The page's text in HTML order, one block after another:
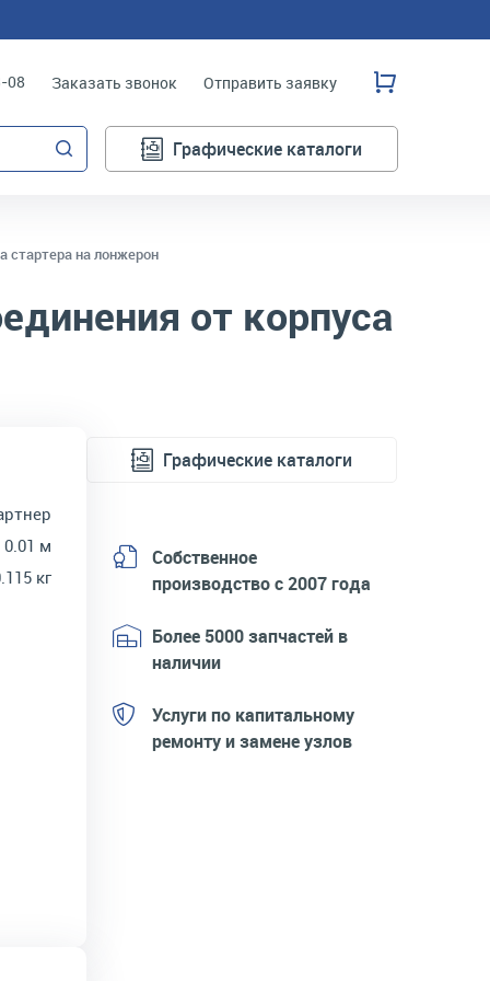
08 Заказать звонок Отправить заявку
Графические каталоги
стартера на лонжерон
от корпуса
м
кг
Графические каталоги
Собственное
производство с 2007 года
Более 5000 запчастей в
наличии
Услуги по капитальному
ремонту и замене узлов